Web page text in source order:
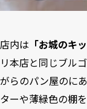
店内は 「お城のキ
リ本店と同じブル
がらのパン屋のに
ターや薄緑色の棚